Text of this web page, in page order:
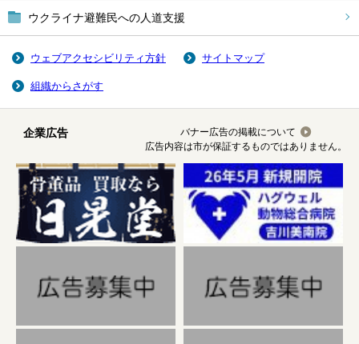
ウクライナ避難民への人道支援
ウェブアクセシビリティ方針 サイトマップ
組織からさがす
企業広告
バナー広告の掲載について
広告内容は市が保証するものではありません。